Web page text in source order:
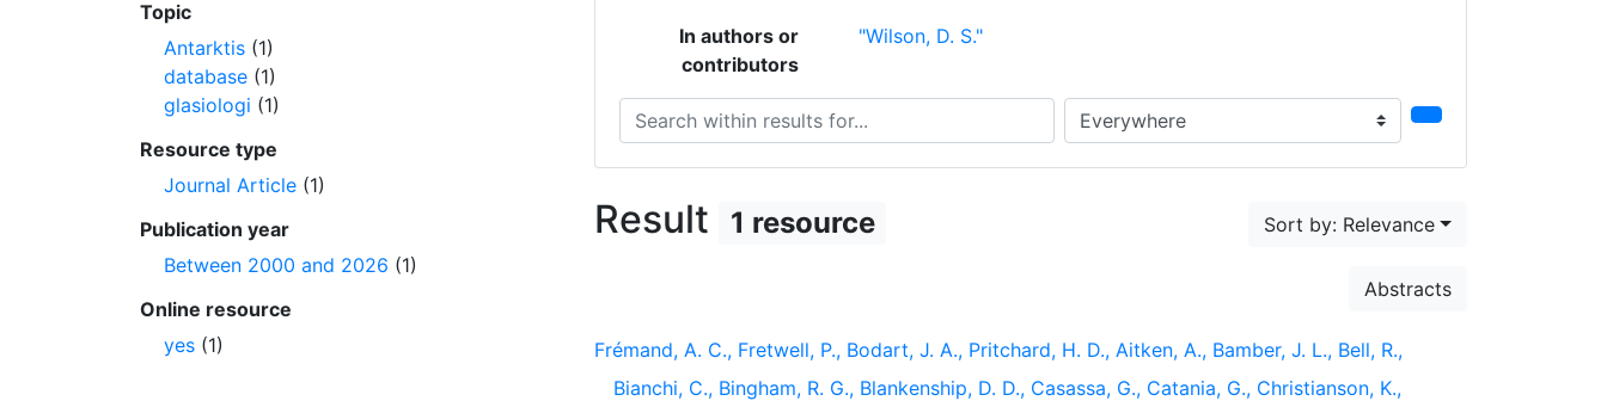
In authors or
contributors
"Wilson, D. S."
Search within results for... Search in...
Result 1 resource Sort by: Relevance
Abstracts
Frémand, A. C., Fretwell, P., Bodart, J. A., Pritchard, H. D., Aitken, A., Bamber, J. L., Bell, R.,
Bianchi, C., Bingham, R. G., Blankenship, D. D., Casassa, G., Catania, G., Christianson, K.,
Topic
Antarktis (1)
database (1)
glasiologi (1)
Resource type
Journal Article (1)
Publication year
Between 2000 and 2026 (1)
Online resource
yes (1)